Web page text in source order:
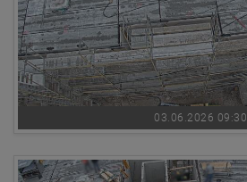
03.06.2026 09:30